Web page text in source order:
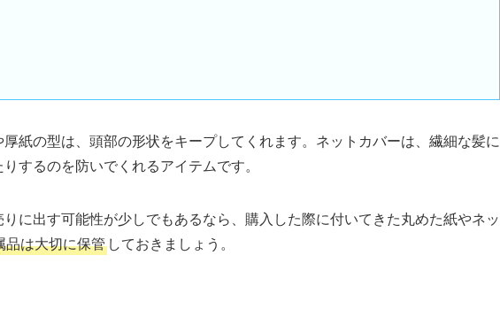
紙の型は、頭部の形状をキープしてくれます。ネットカバーは、繊細な髪に
するのを防いでくれるアイテムです。
に出す可能性が少しでもあるなら、購入した際に付いてきた丸めた紙やネッ
品は大切に保管 しておきましょう。